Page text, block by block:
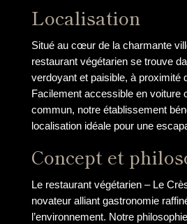
Localisation
Situé au cœur de la charmante
restaurant végétarien se trouve
verdoyant et paisible, à proximité
Facilement accessible en voiture
commun, notre établissement
localisation idéale pour une
Concept et
Le restaurant végétarien – Le
novateur alliant gastronomie
l’environnement. Notre